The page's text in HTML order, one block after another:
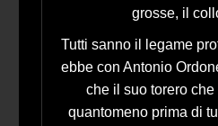
grosse, il
Tutti sanno il legame
ebbe con Antonio
che il suo torero
quantomeno prima di